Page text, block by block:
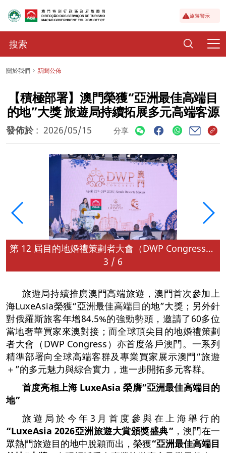
旅遊警示
關於我們 新聞公佈
【積極部署】澳門榮獲“亞洲最佳高端目
的地”大獎 旅遊局持續拓展多元高端客源
發佈於 : 2026/05/15 分享
第 12 屆目的地婚禮策劃者大會（DWP Congress）落戶澳門
3 / 6
旅遊局持續推廣澳門高端旅遊，澳門首次參加上
海LuxeAsia榮獲“亞洲最佳高端目的地”大獎；另外針
對俄羅斯旅客年增84.5%的強勁勢頭，邀請了60多位
當地奢華買家來澳對接；而全球頂尖目的地婚禮策劃
者大會（DWP Congress）亦首度落戶澳門。一系列
精準部署向全球高端客群及專業買家展示澳門“旅遊
＋”的多元魅力與綜合實力，進一步開拓多元客群。
首度亮相上海LuxeAsia榮膺“亞洲最佳高端目的
地”
旅遊局於今年3月首度參與在上海舉行的
“LuxeAsia 2026亞洲旅遊大賞頒獎盛典” ，澳門在一
眾熱門旅遊目的地中脫穎而出，榮獲“亞洲最佳高端目